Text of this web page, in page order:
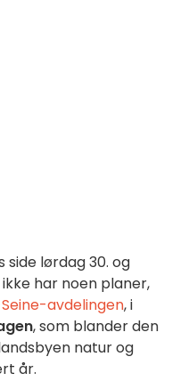
lørdag 30. og
ikke har noen planer,
avdelingen, i
, som blander den
natur og
år.